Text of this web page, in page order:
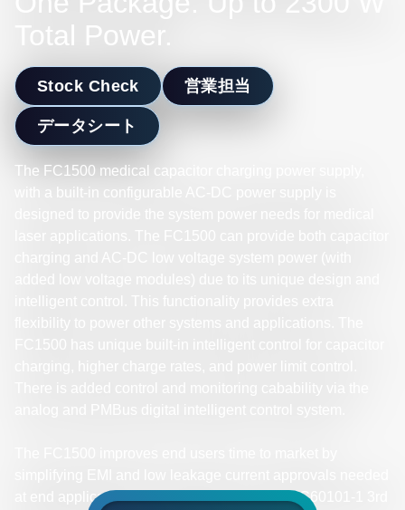
Total Power.
Stock Check 営業担当
データシート
The FC1500 medical capacitor charging power supply,
with a built-in configurable AC-DC power supply is
at end applications. The FC1500 also has IEC60101-1 3rd